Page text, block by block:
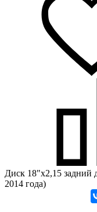
Диск 18"х2,15 задний
2014 года)